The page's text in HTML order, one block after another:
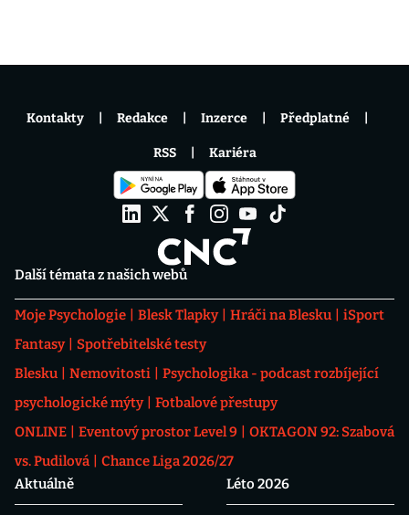
Další témata z našich webů
Moje Psychologie Blesk Tlapky Hráči na Blesku
iSport
Fantasy
Spotřebitelské testy
Blesku
Nemovitosti
Psychologika - podcast rozbíjející
psychologické mýty
Fotbalové přestupy
ONLINE
Eventový prostor Level 9
OKTAGON 92: Szabová
vs. Pudilová
Chance Liga 2026/27
Aktuálně
Léto 2026
Kontakty Redakce Inzerce Předplatné
RSS Kariéra